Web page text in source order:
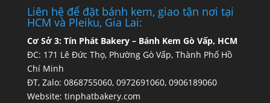
Liên hệ để đặt bánh kem, giao tận nơi tại
HCM và Pleiku, Gia Lai:
Cơ Sở 3: Tín Phát Bakery – Bánh Kem Gò Vấp, HCM
ĐC: 171 Lê Đức Thọ, Phường Gò Vấp, Thành Phố Hồ
Chí Minh
ĐT, Zalo: 0868755060, 0972691060, 0906189060
Website: tinphatbakery.com